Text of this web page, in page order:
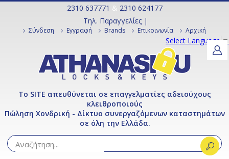
2310 637771 & 2310 624177
Τηλ. Παραγγελίες |
Σύνδεση Εγγραφή Brands Επικοινωνία Αρχική
Select Language▼
Το SITE απευθύνεται σε επαγγελματίες αδειούχους
κλειθροποιούς
Πώληση Χονδρική - Δίκτυο συνεργαζόμενων καταστημάτων
σε όλη την Ελλάδα.